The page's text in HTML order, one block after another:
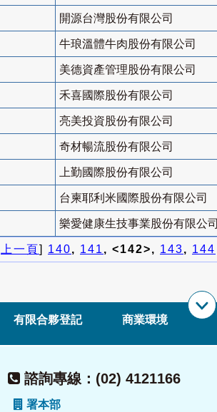
開源台灣股份有限公司
牛琅溫體牛肉股份有限公司
美德資產管理股份有限公司
禾喜國際股份有限公司
亮美投資股份有限公司
奇材暢流股份有限公司
上勤國際股份有限公司
台柬耶利米國際股份有限公司
樂愛健康生技事業股份有限公司
上一頁] 140, 141, <142>, 143, 144
有限合夥登記 商業環境
諮詢專線：(02) 4121166
署本部